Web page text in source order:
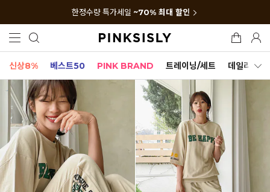
한정수량 특가세일 ~70% 최대 할인
신상8% 베스트50 PINK BRAND 트레이닝/세트 데일리세트